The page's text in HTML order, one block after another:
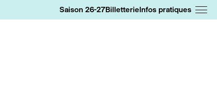
Saison 26-27BilletterieInfos pratiques